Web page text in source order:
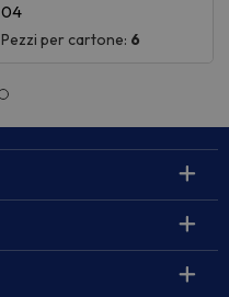
04
Pezzi per cartone: 6